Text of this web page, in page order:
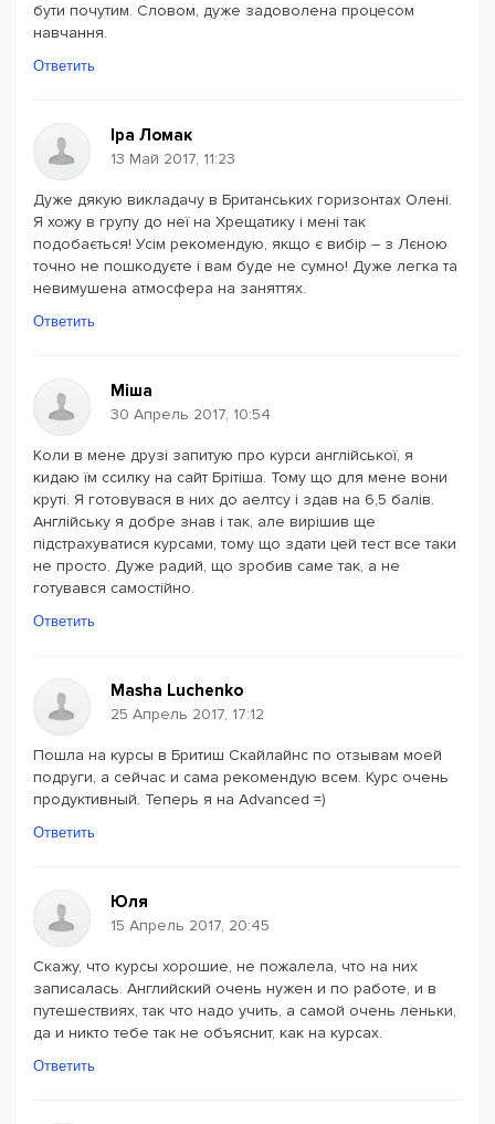
бути почутим. Словом, дуже задоволена процесом
навчання.
Ответить
Іра Ломак
13 Май 2017, 11:23
Дуже дякую викладачу в Британських горизонтах Олені.
Я хожу в групу до неї на Хрещатику і мені так
подобається! Усім рекомендую, якщо є вибір – з Лєною
точно не пошкодуєте і вам буде не сумно! Дуже легка та
невимушена атмосфера на заняттях.
Ответить
Міша
30 Апрель 2017, 10:54
Коли в мене друзі запитую про курси англійської, я
кидаю їм ссилку на сайт Брітіша. Тому що для мене вони
круті. Я готовувася в них до аелтсу і здав на 6,5 балів.
Англійську я добре знав і так, але вирішив ще
підстрахуватися курсами, тому що здати цей тест все таки
не просто. Дуже радий, що зробив саме так, а не
готувався самостійно.
Ответить
Masha Luchenko
25 Апрель 2017, 17:12
Пошла на курсы в Бритиш Скайлайнс по отзывам моей
подруги, а сейчас и сама рекомендую всем. Курс очень
продуктивный. Теперь я на Advanced =)
Ответить
Юля
15 Апрель 2017, 20:45
Скажу, что курсы хорошие, не пожалела, что на них
записалась. Английский очень нужен и по работе, и в
путешествиях, так что надо учить, а самой очень леньки,
да и никто тебе так не объяснит, как на курсах.
Ответить